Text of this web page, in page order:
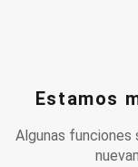
Estamos
Algunas funciones